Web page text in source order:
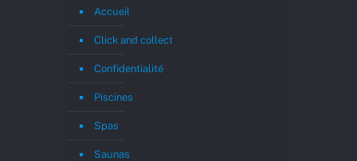
Accueil
Click and collect
Confidentialité
Piscines
Spas
Saunas